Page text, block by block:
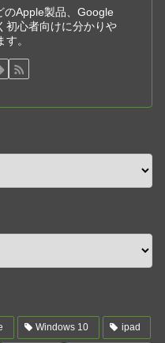
のApple製品、Google
初心者向けに分かりや
。
Windows 10 ipad